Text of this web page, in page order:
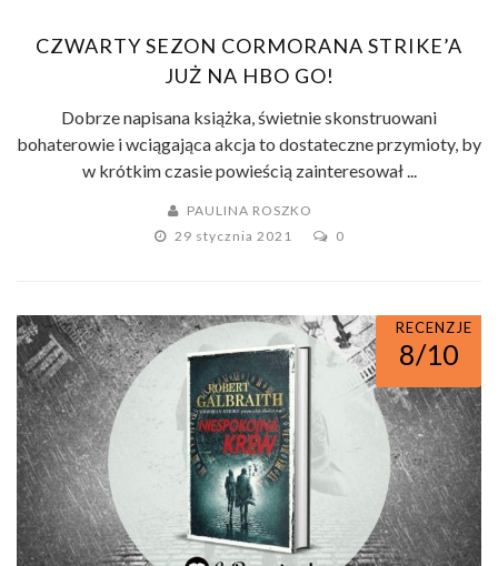
CZWARTY SEZON CORMORANA STRIKE’A
JUŻ NA HBO GO!
Dobrze napisana książka, świetnie skonstruowani
bohaterowie i wciągająca akcja to dostateczne przymioty, by
w krótkim czasie powieścią zainteresował ...
PAULINA ROSZKO
29 stycznia 2021
0
RECENZJE
8/10